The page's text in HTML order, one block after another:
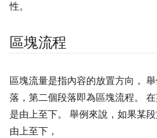
性。
區塊流程
區塊流量是指內容的放置方向，
落，第二個段落即為區塊流程。
是由上至下。 舉例來說，如果某
由上至下，